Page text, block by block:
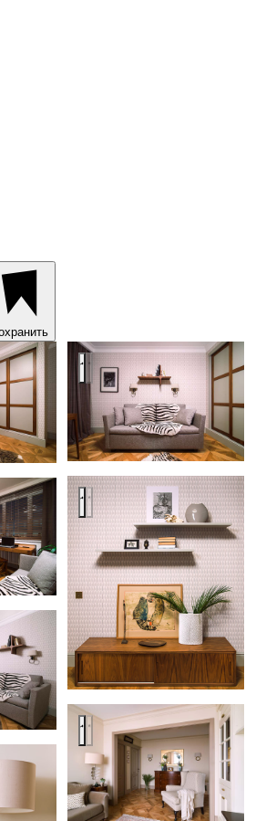
Квартира в Москве
Квартира в Москве
Квартира в Москве